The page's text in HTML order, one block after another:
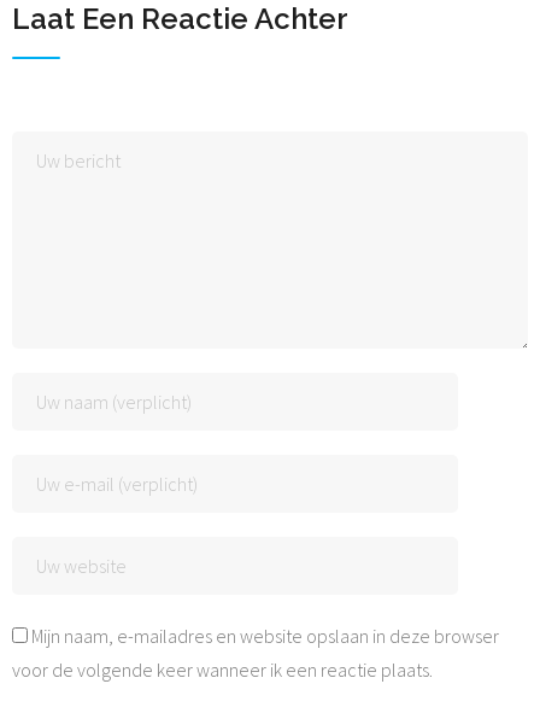
Laat Een Reactie Achter
Mijn naam, e-mailadres en website opslaan in deze browser
voor de volgende keer wanneer ik een reactie plaats.